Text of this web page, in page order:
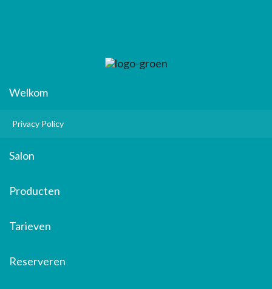
Welkom
Privacy Policy
Salon
Producten
Tarieven
Reserveren